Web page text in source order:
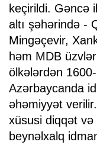
keçirildi. Gəncə
altı şəhərində -
Mingəçevir,
həm MDB
ölkələrdən
Azərbaycanda
əhəmiyyət
xüsusi diqqət və
beynəlxalq